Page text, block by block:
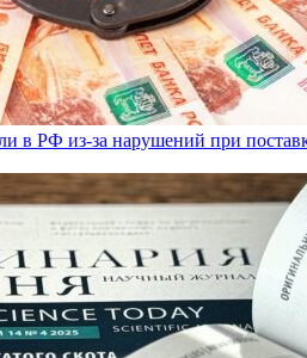
в РФ из-за нарушений при